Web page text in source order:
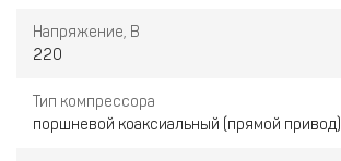
Напряжение, В
220
Тип компрессора
поршневой коаксиальный (прямой привод)